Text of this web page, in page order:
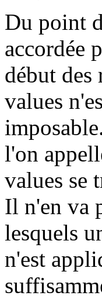
Du point
accordée
début des
values
l'on
values se
Il n'en va
lesquels
n'est